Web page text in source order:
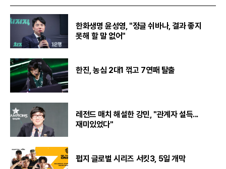
한화생명 윤성영, "정글 쉬바나, 결과 좋지
못해 할 말 없어"
한진, 농심 2대1 꺾고 7연패 탈출
레전드 매치 해설한 강민, "관계자 설득...
재미있었다"
펍지 글로벌 시리즈 서킷3, 5일 개막